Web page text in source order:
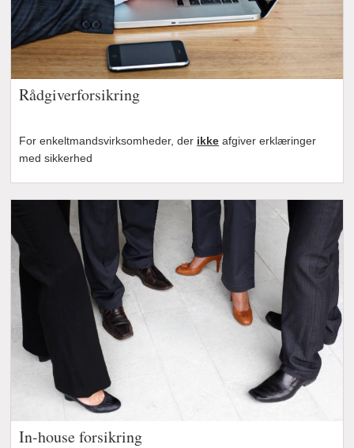
Rådgiverforsikring
For enkeltmandsvirksomheder, der ikke afgiver erklæringer
med sikkerhed
In-house forsikring